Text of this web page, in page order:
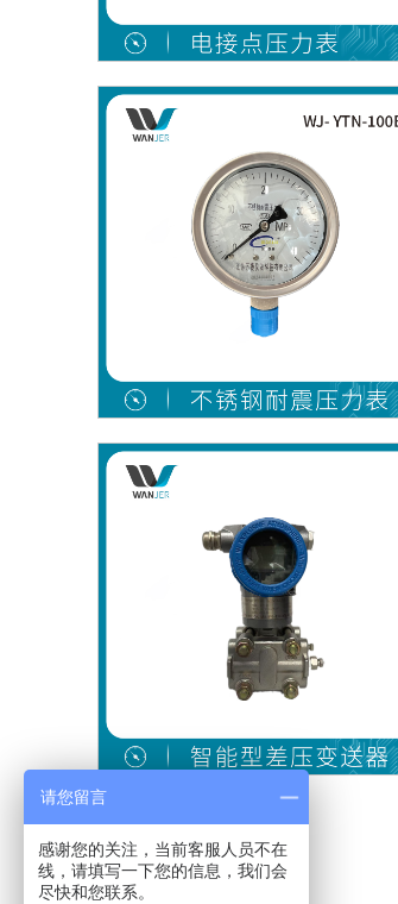
请您留言
感谢您的关注，当前客服人员不在
线，请填写一下您的信息，我们会
尽快和您联系。